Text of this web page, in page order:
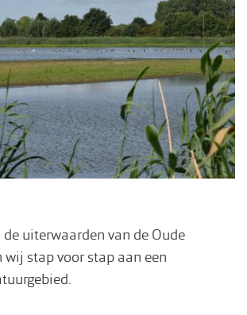
uiterwaarden van de Oude
wij stap voor stap aan een